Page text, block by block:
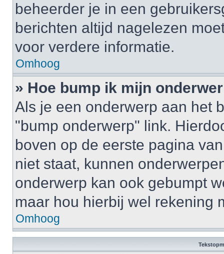
beheerder je in een
berichten altijd nagelezen
voor verdere informatie.
Omhoog
» Hoe bump ik mijn
Als je een onderwerp aan het
"bump onderwerp" link.
boven op de eerste pagina
niet staat, kunnen
onderwerp kan ook gebumpt
maar hou hierbij wel rekening
Omhoog